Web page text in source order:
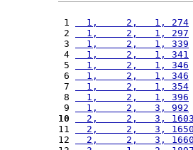
1
  1,     2,   1, 274
2
  1,     2,   1, 297
3
  1,     2,   1, 339
4
  1,     2,   1, 341
5
  1,     2,   1, 346
6
  1,     2,   1, 346
7
  1,     2,   1, 354
8
  1,     2,   1, 396
9
  1,     2,   3, 992
10
  2,     2,   3, 1603
11
  2,     2,   3, 1650
12
  2,     2,   3, 1660